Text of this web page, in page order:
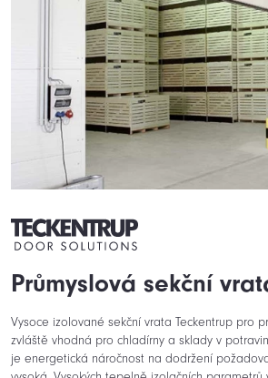
Průmyslová sekční
Vysoce izolované sekční vrata Teckentrup pro
zvláště vhodná pro chladírny a sklady v
je energetická náročnost na dodržení